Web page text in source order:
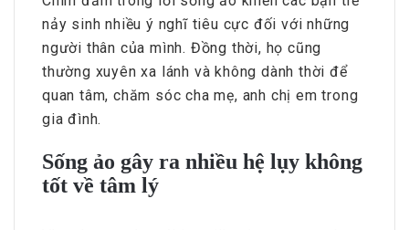
nảy sinh nhiều ý nghĩ tiêu cực đối với những
người thân của mình. Đồng thời, họ cũng
thường xuyên xa lánh và không dành thời để
quan tâm, chăm sóc cha mẹ, anh chị em trong
gia đình.
Sống ảo gây ra nhiều hệ lụy không
tốt về tâm lý